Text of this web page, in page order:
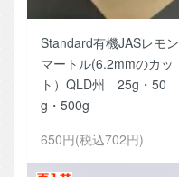
Standard有機JASレモン
マートル(6.2mmのカッ
ト）QLD州 25g・50
g・500g
650円(税込702円)